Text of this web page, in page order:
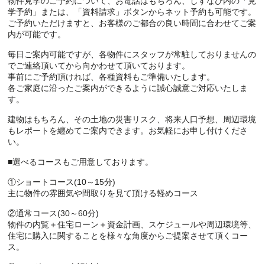
学予約」または、「資料請求」ボタンからネット予約も可能です。
ご予約いただけますと、お客様のご都合の良い時間に合わせてご案
内が可能です。
毎日ご案内可能ですが、各物件にスタッフが常駐しておりませんの
でご連絡頂いてから向かわせて頂いております。
事前にご予約頂ければ、各種資料もご準備いたします。
各ご家庭に沿ったご案内ができるように誠心誠意ご対応いたしま
す。
建物はもちろん、その土地の災害リスク、将来人口予想、周辺環境
もレポートを纏めてご案内できます。お気軽にお申し付けくださ
い。
■選べるコースもご用意しております。
①ショートコース(10～15分)
主に物件の雰囲気や間取りを見て頂ける軽めコース
②通常コース(30～60分)
物件の内覧＋住宅ローン＋資金計画、スケジュールや周辺環境等、
住宅に購入に関することを様々な角度からご提案させて頂くコー
ス。